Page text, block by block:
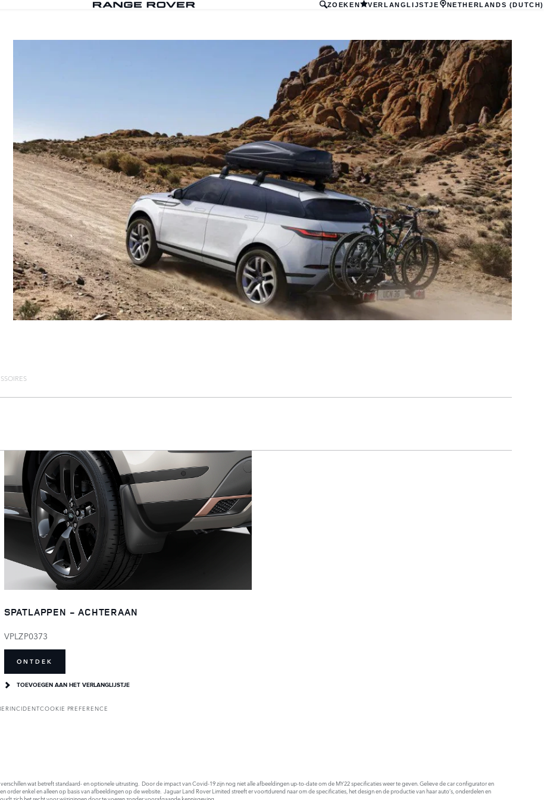
ZOEKEN VERLANGLIJSTJE NETHERLANDS (DUTCH)
SPATLAPPEN - ACHTERAAN
VPLZP0373
ONTDEK
TOEVOEGEN AAN HET VERLANGLIJSTJE
COOKIE PREFERENCE
wat betreft standaard- en optionele uitrusting. Door de impact van Covid-19 zijn nog niet alle afbeeldingen up-to-date om de MY22 specificaties weer te geven. Gelieve de car configurator en
order enkel en alleen op basis van afbeeldingen op de website. Jaguar Land Rover Limited streeft er voortdurend naar om de specificaties, het design en de productie van haar auto’s, onderdelen en